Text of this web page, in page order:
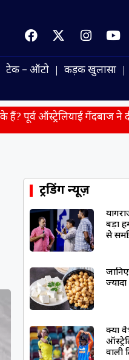
टेक – ऑटो कड़क खुलासा
गेंदबाज ने दी हैरान कर देने
ट्रेंडिंग न्यूज़
बड़ा
से
क्या
वाली